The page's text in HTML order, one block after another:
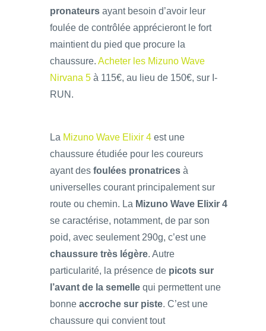
pronateurs ayant besoin d’avoir leur
foulée de contrôlée apprécieront le fort
maintient du pied que procure la
chaussure. Acheter les Mizuno Wave
Nirvana 5 à 115€, au lieu de 150€, sur I-
RUN.
La Mizuno Wave Elixir 4 est une
chaussure étudiée pour les coureurs
ayant des foulées pronatrices à
universelles courant principalement sur
route ou chemin. La Mizuno Wave Elixir 4
se caractérise, notamment, de par son
poid, avec seulement 290g, c’est une
chaussure très légère. Autre
particularité, la présence de picots sur
l’avant de la semelle qui permettent une
bonne accroche sur piste. C’est une
chaussure qui convient tout